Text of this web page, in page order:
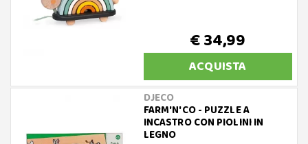
€ 34,99
ACQUISTA
DJECO
FARM'N'CO - PUZZLE A
INCASTRO CON PIOLINI IN
LEGNO